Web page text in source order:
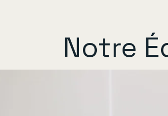
Notre